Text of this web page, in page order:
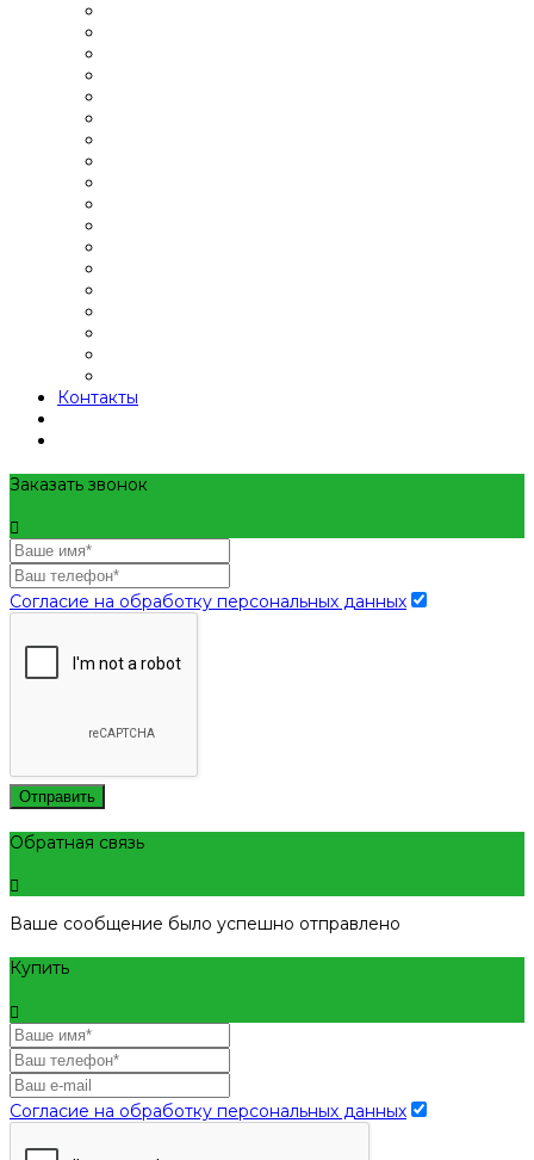
Контакты
Заказать звонок
Согласие на обработку персональных данных
Отправить
Обратная связь
Ваше сообщение было успешно отправлено
Купить
Согласие на обработку персональных данных